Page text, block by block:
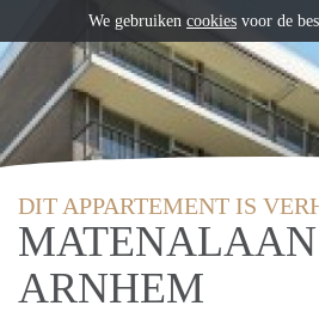
DIT APPARTEMENT IS
ARNHEM
We gebruiken cookies voor de